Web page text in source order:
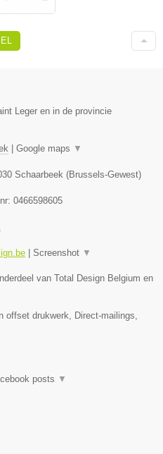
Leger en in de provincie
Google maps ▼
Schaarbeek (Brussels-Gewest)
0466598605
Screenshot ▼
van Total Design Belgium en
offset drukwerk, Direct-mailings,
posts ▼